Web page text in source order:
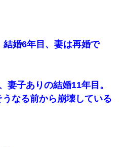
して夫婦で参加してたんだけど、
「BBQは友達とやりなよ！」と言
んだけどめちゃくちゃだった
るけど嫁入りするわけじゃない。
しょう」→ その後に結納金の話を
婚6年目、妻は再婚で
妻子ありの結婚11年目。
なる前から崩壊している